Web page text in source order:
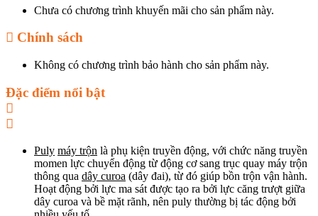
Chưa có chương trình khuyến mãi cho sản phẩm này.
Chính sách
Không có chương trình bảo hành cho sản phẩm này.
Đặc điểm nổi bật
Puly máy trộn là phụ kiện truyền động, với chức năng truyền
momen lực chuyển động từ động cơ sang trục quay máy trộn
thông qua dây curoa (dây đai), từ đó giúp bồn trộn vận hành.
Hoạt động bởi lực ma sát được tạo ra bởi lực căng trượt giữa
dây curoa và bề mặt rãnh, nên puly thường bị tác động bởi